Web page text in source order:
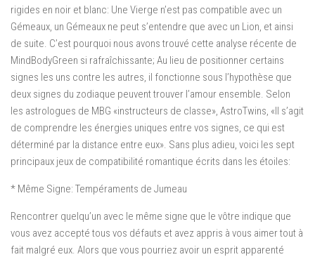
rigides en noir et blanc: Une Vierge n’est pas compatible avec un
Gémeaux, un Gémeaux ne peut s’entendre que avec un Lion, et ainsi
de suite. C’est pourquoi nous avons trouvé cette analyse récente de
MindBodyGreen si rafraîchissante; Au lieu de positionner certains
signes les uns contre les autres, il fonctionne sous l’hypothèse que
deux signes du zodiaque peuvent trouver l’amour ensemble. Selon
les astrologues de MBG «instructeurs de classe», AstroTwins, «Il s’agit
de comprendre les énergies uniques entre vos signes, ce qui est
déterminé par la distance entre eux». Sans plus adieu, voici les sept
principaux jeux de compatibilité romantique écrits dans les étoiles:
* Même Signe: Tempéraments de Jumeau
Rencontrer quelqu’un avec le même signe que le vôtre indique que
vous avez accepté tous vos défauts et avez appris à vous aimer tout à
fait malgré eux. Alors que vous pourriez avoir un esprit apparenté